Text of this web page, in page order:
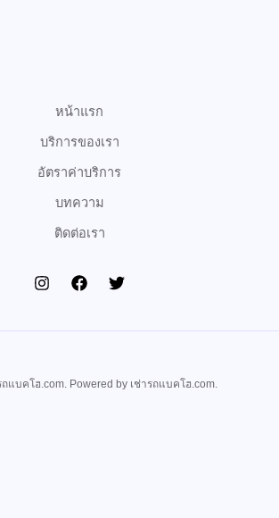
หน้าแรก
บริการของเรา
อัตราค่าบริการ
บทความ
ติดต่อเรา
แบคโฮ.com. Powered by เช่ารถแบคโฮ.com.